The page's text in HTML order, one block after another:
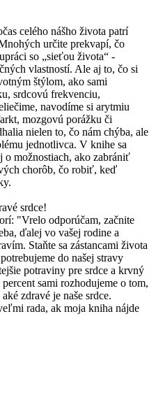
celého nášho života patrí
určite prekvapí, čo
so „sieťou života“ -
vlastností. Ale aj to, čo si
štýlom, ako sami
srdcovú frekvenciu,
navodíme si arytmiu
mozgovú porážku či
nielen to, čo nám chýba, ale
jednotlivca. V knihe sa
o možnostiach, ako zabrániť
chorôb, čo robiť, keď
srdce!
"Vrelo odporúčam, začnite
ďalej vo vašej rodine a
Staňte sa zástancami života
do našej stravy
potraviny pre srdce a krvný
sami rozhodujeme o tom,
zdravé je naše srdce.
rada, ak moja kniha nájde